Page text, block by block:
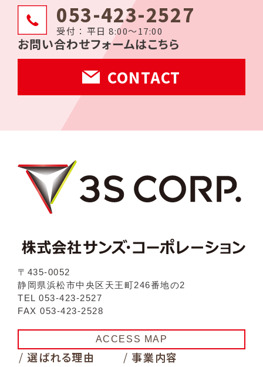
053-423-2527
受付 ： 平日 8:00〜17:00
お問い合わせフォームはこちら
CONTACT
〒435-0052
静岡県浜松市中央区天王町246番地の2
TEL 053-423-2527
FAX 053-423-2528
ACCESS MAP
/ 選ばれる理由 / 事業内容